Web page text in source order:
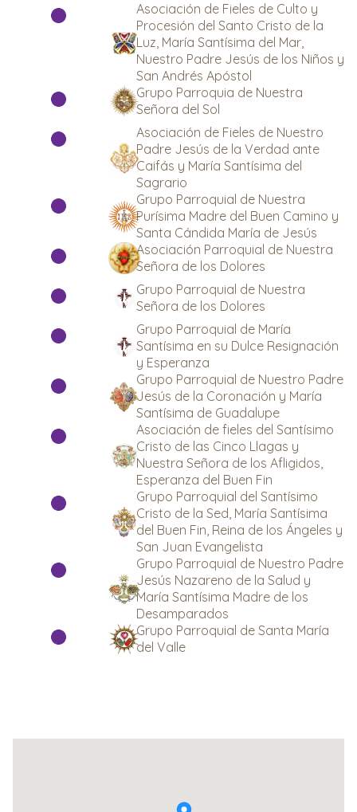
Asociación de Fieles de Culto y
Procesión del Santo Cristo de la
Luz, María Santísima del Mar,
Nuestro Padre Jesús de los Niños y
San Andrés Apóstol
Grupo Parroquia de Nuestra
Señora del Sol
Asociación de Fieles de Nuestro
Padre Jesús de la Verdad ante
Caifás y María Santísima del
Sagrario
Grupo Parroquial de Nuestra
Purísima Madre del Buen Camino y
Santa Cándida María de Jesús
Asociación Parroquial de Nuestra
Señora de los Dolores
Grupo Parroquial de Nuestra
Señora de los Dolores
Grupo Parroquial de María
Santísima en su Dulce Resignación
y Esperanza
Grupo Parroquial de Nuestro Padre
Jesús de la Coronación y María
Santísima de Guadalupe
Asociación de fieles del Santísimo
Cristo de las Cinco Llagas y
Nuestra Señora de los Afligidos,
Esperanza del Buen Fin
Grupo Parroquial del Santísimo
Cristo de la Sed, María Santísima
del Buen Fin, Reina de los Ángeles y
San Juan Evangelista
Grupo Parroquial de Nuestro Padre
Jesús Nazareno de la Salud y
María Santísima Madre de los
Desamparados
Grupo Parroquial de Santa María
del Valle